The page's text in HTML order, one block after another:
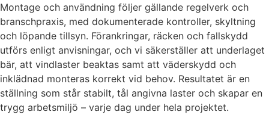
Montage och användning följer gällande regelverk och
branschpraxis, med dokumenterade kontroller, skyltning
och löpande tillsyn. Förankringar, räcken och fallskydd
utförs enligt anvisningar, och vi säkerställer att underlaget
bär, att vindlaster beaktas samt att väderskydd och
inklädnad monteras korrekt vid behov. Resultatet är en
ställning som står stabilt, tål angivna laster och skapar en
trygg arbetsmiljö – varje dag under hela projektet.